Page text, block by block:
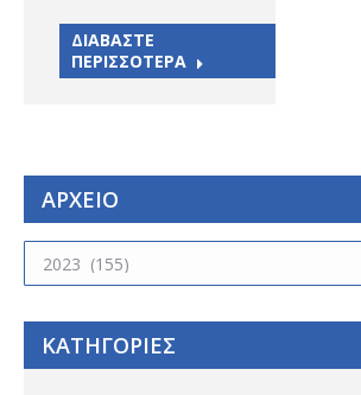
ΔΙΑΒΑΣΤΕ
ΠΕΡΙΣΣΟΤΕΡΑ
ΑΡΧΕΙΟ
ΑΡΧΕΙΟ
ΚΑΤΗΓΟΡΙΕΣ